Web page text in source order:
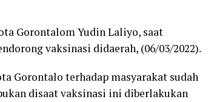
Gorontalom Yudin Laliyo, saat
vaksinasi didaerah, (06/03/2022).
Gorontalo terhadap masyarakat sudah
disaat vaksinasi ini diberlakukan